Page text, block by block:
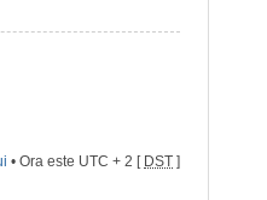
• Ora este UTC + 2 [ DST ]